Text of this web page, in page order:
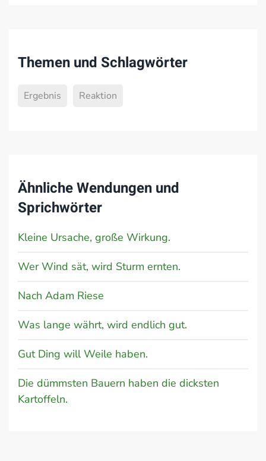
Themen und Schlagwörter
Ergebnis Reaktion
Ähnliche Wendungen und
Sprichwörter
Kleine Ursache, große Wirkung.
Wer Wind sät, wird Sturm ernten.
Nach Adam Riese
Was lange währt, wird endlich gut.
Gut Ding will Weile haben.
Die dümmsten Bauern haben die dicksten
Kartoffeln.